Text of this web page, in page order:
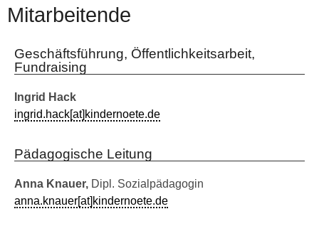
Mitarbeitende
Geschäftsführung, Öffentlichkeitsarbeit,
Fundraising
Ingrid Hack
ingrid.hack[at]kindernoete.de
Pädagogische Leitung
Anna Knauer, Dipl. Sozialpädagogin
anna.knauer[at]kindernoete.de